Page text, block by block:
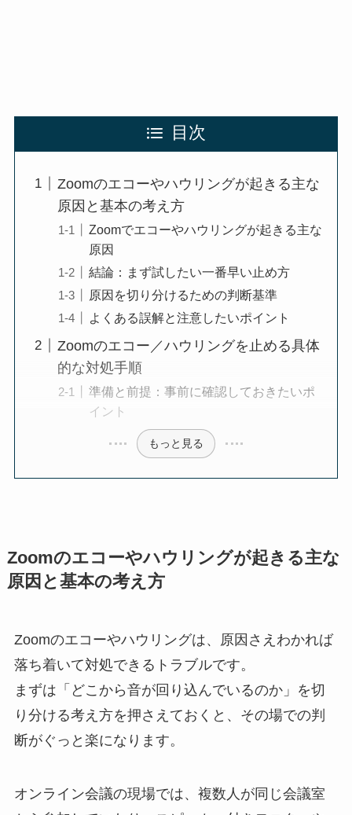
目次
Zoomのエコーやハウリングが起きる主な
原因と基本の考え方
Zoomでエコーやハウリングが起きる主な
原因
結論：まず試したい一番早い止め方
原因を切り分けるための判断基準
よくある誤解と注意したいポイント
Zoomのエコー／ハウリングを止める具体
的な対処手順
準備と前提：事前に確認しておきたいポ
イント
もっと見る
Zoomのエコーやハウリングが起きる主な
原因と基本の考え方
Zoomのエコーやハウリングは、原因さえわかれば
落ち着いて対処できるトラブルです。
まずは「どこから音が回り込んでいるのか」を切
り分ける考え方を押さえておくと、その場での判
断がぐっと楽になります。
オンライン会議の現場では、複数人が同じ会議室